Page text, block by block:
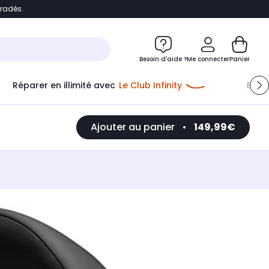
Accéder directement au chatbot
Besoin d'aide ?Me connecterPanier
Réparer en illimité avec Le Club Infinity
Ajouter au panier • 149,99€